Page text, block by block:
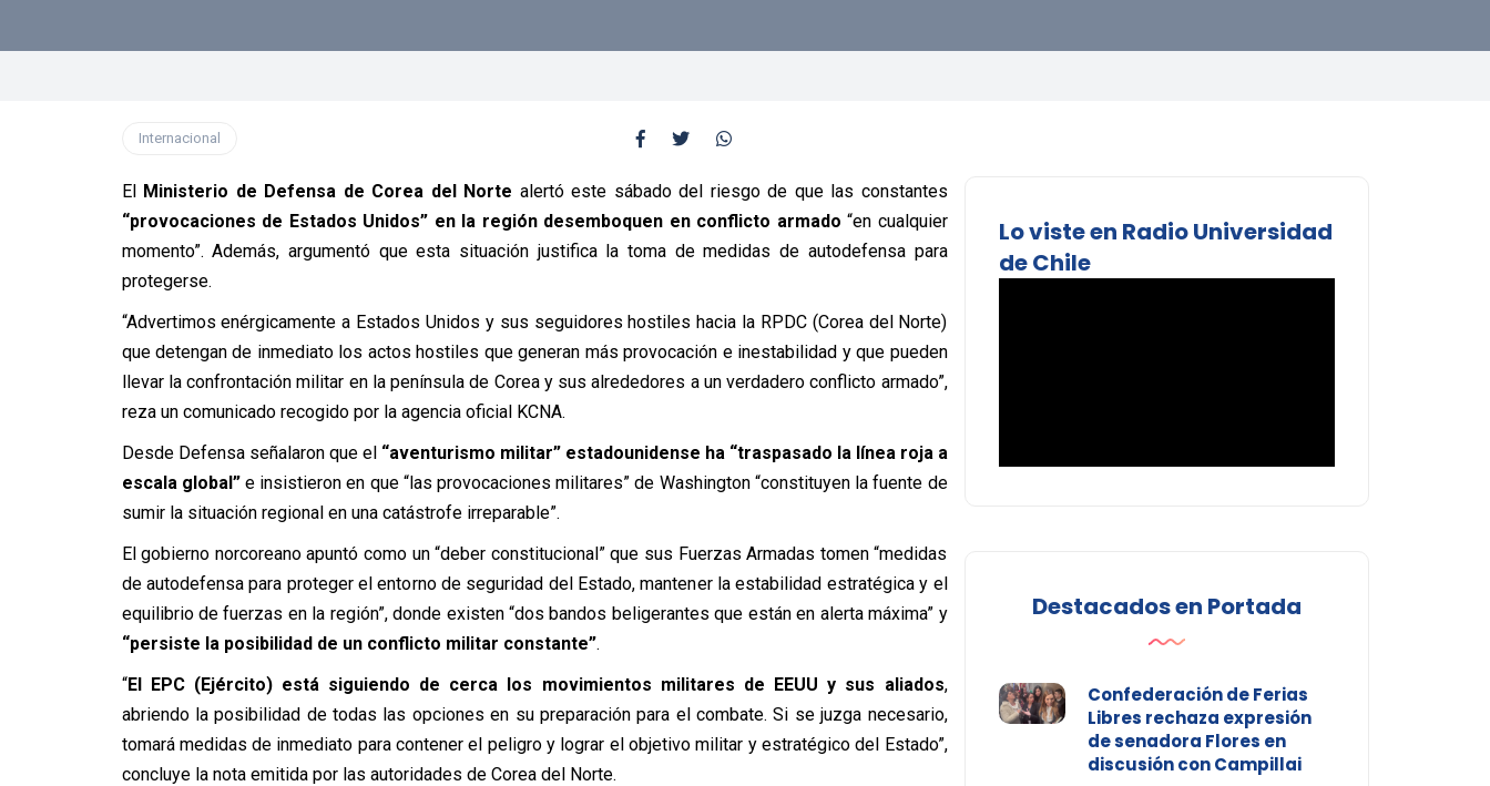
Internacional
El Ministerio de Defensa de Corea del Norte alertó este sábado del riesgo de que las constantes
“provocaciones de Estados Unidos” en la región desemboquen en conflicto armado “en cualquier
momento”. Además, argumentó que esta situación justifica la toma de medidas de autodefensa para
protegerse.
“Advertimos enérgicamente a Estados Unidos y sus seguidores hostiles hacia la RPDC (Corea del Norte)
que detengan de inmediato los actos hostiles que generan más provocación e inestabilidad y que pueden
llevar la confrontación militar en la península de Corea y sus alrededores a un verdadero conflicto armado”,
reza un comunicado recogido por la agencia oficial KCNA.
Desde Defensa señalaron que el “aventurismo militar” estadounidense ha “traspasado la línea roja a
escala global”e insistieron en que “las provocaciones militares” de Washington “constituyen la fuente de
sumir la situación regional en una catástrofe irreparable”.
El gobierno norcoreano apuntó como un “deber constitucional” que sus Fuerzas Armadas tomen “medidas
de autodefensa para proteger el entorno de seguridad del Estado, mantener la estabilidad estratégica y el
equilibrio de fuerzas en la región”, donde existen “dos bandos beligerantes que están en alerta máxima” y
“persiste la posibilidad de un conflicto militar constante”.
“El EPC (Ejército) está siguiendo de cerca los movimientos militares de EEUU y sus aliados,
abriendo la posibilidad de todas las opciones en su preparación para el combate. Si se juzga necesario,
tomará medidas de inmediato para contener el peligro y lograr el objetivo militar y estratégico del Estado”,
concluye la nota emitida por las autoridades de Corea del Norte.
Lo viste en Radio Universidad
de Chile
Destacados en Portada
Confederación de Ferias
Libres rechaza expresión
de senadora Flores en
discusión con Campillai